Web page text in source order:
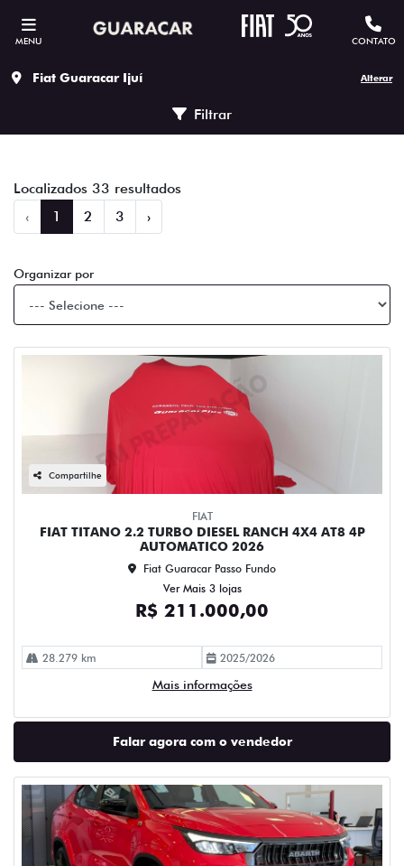
MENU CONTATO
Fiat Guaracar Ijuí Alterar
Localizados 33 resultados
‹
1 2 3 ›
Filtrar
Organizar por
Compartilhe
FIAT
FIAT TITANO 2.2 TURBO DIESEL RANCH 4X4 AT8 4P
AUTOMATICO 2026
Fiat Guaracar Passo Fundo
Ver Mais 3 lojas
R$ 211.000,00
28.279 km 2025/2026
Mais informações
Falar agora com o vendedor